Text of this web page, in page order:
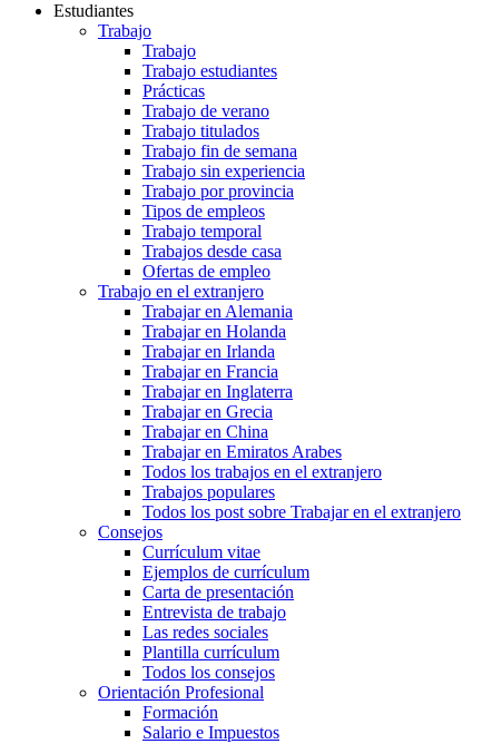
Estudiantes
Trabajo
Trabajo
Trabajo estudiantes
Prácticas
Trabajo de verano
Trabajo titulados
Trabajo fin de semana
Trabajo sin experiencia
Trabajo por provincia
Tipos de empleos
Trabajo temporal
Trabajos desde casa
Ofertas de empleo
Trabajo en el extranjero
Trabajar en Alemania
Trabajar en Holanda
Trabajar en Irlanda
Trabajar en Francia
Trabajar en Inglaterra
Trabajar en Grecia
Trabajar en China
Trabajar en Emiratos Arabes
Todos los trabajos en el extranjero
Trabajos populares
Todos los post sobre Trabajar en el extranjero
Consejos
Currículum vitae
Ejemplos de currículum
Carta de presentación
Entrevista de trabajo
Las redes sociales
Plantilla currículum
Todos los consejos
Orientación Profesional
Formación
Salario e Impuestos